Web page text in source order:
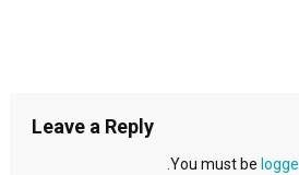
Leave a Reply
You must be